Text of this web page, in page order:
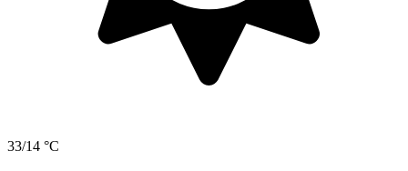
33/14 °C